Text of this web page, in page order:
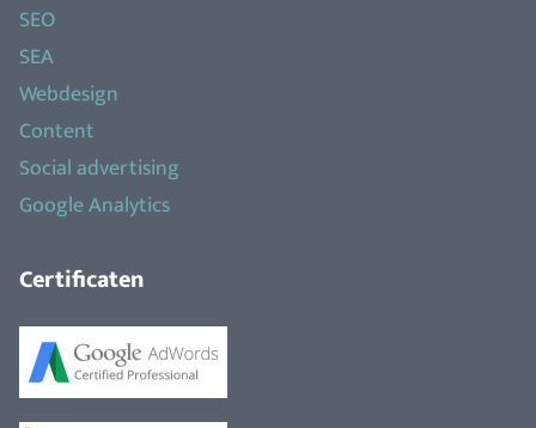
SEO
SEA
Webdesign
Content
Social advertising
Google Analytics
Certificaten